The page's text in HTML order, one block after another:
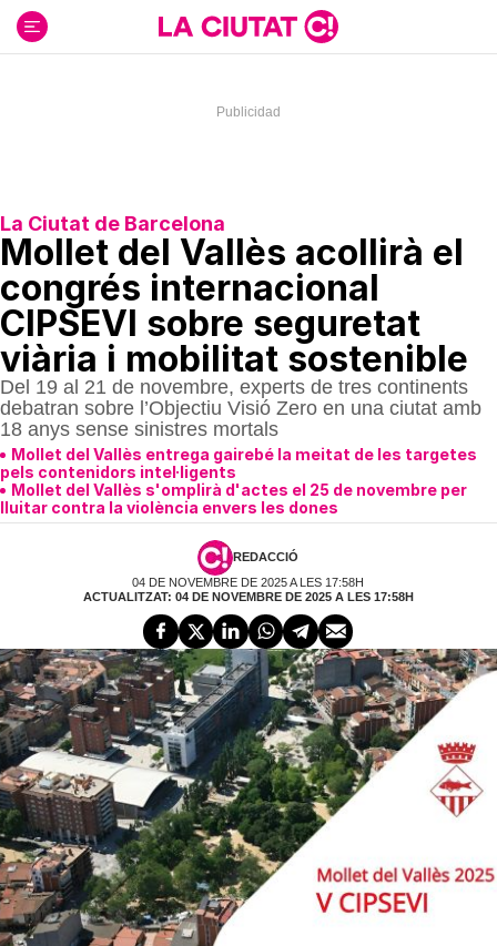
contenido
La Ciutat de Barcelona
Mollet del Vallès acollirà el
congrés internacional
CIPSEVI sobre seguretat
viària i mobilitat sostenible
Del 19 al 21 de novembre, experts de tres continents
debatran sobre l’Objectiu Visió Zero en una ciutat amb
18 anys sense sinistres mortals
Mollet del Vallès entrega gairebé la meitat de les targetes
pels contenidors intel·ligents
Mollet del Vallès s'omplirà d'actes el 25 de novembre per
lluitar contra la violència envers les dones
REDACCIÓ
04 DE NOVEMBRE DE 2025 A LES 17:58H
ACTUALITZAT: 04 DE NOVEMBRE DE 2025 A LES 17:58H